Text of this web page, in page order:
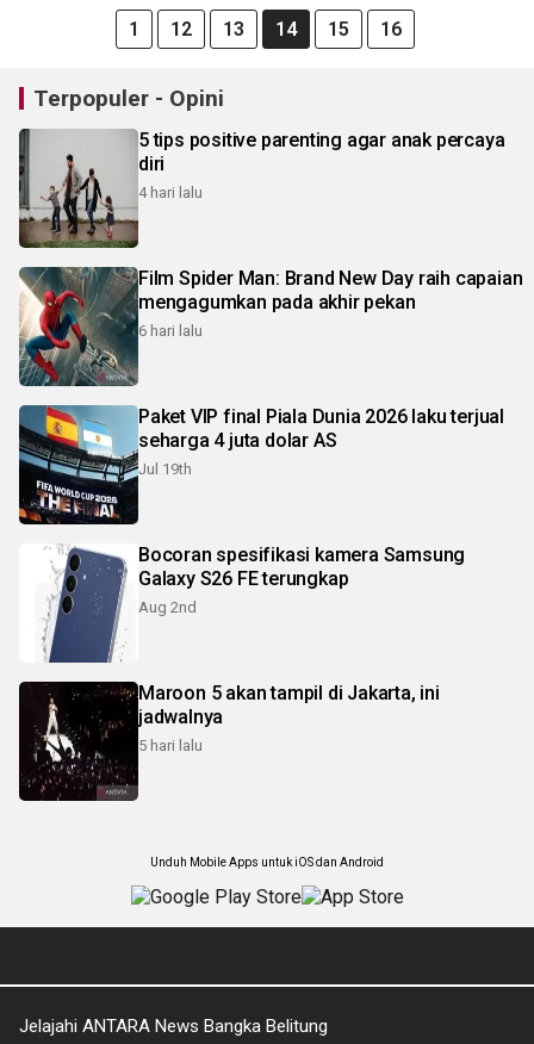
1 12 13 14 15 16
Terpopuler - Opini
5 tips positive parenting agar anak percaya
diri
4 hari lalu
Film Spider Man: Brand New Day raih capaian
mengagumkan pada akhir pekan
6 hari lalu
Paket VIP final Piala Dunia 2026 laku terjual
seharga 4 juta dolar AS
Jul 19th
Bocoran spesifikasi kamera Samsung
Galaxy S26 FE terungkap
Aug 2nd
Maroon 5 akan tampil di Jakarta, ini
jadwalnya
5 hari lalu
Unduh Mobile Apps untuk iOS dan Android
Jelajahi ANTARA News Bangka Belitung